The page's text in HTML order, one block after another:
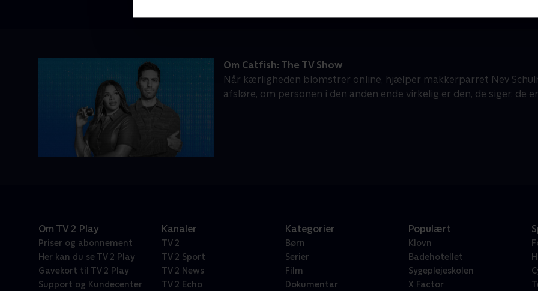
Om Catfish: The TV Show
Når kærligheden blomstrer online, hjælper makkerparret Nev
afsløre, om personen i den anden ende virkelig er den, de siger, de
Om TV 2 Play
Priser og abonnement
Her kan du se TV 2 Play
Gavekort til TV 2 Play
Support og Kundecenter
Kanaler
TV 2
TV 2 Sport
TV 2 News
TV 2 Echo
Kategorier
Børn
Serier
Film
Dokumentar
Populært
Klovn
Badehotellet
Sygeplejeskolen
X Factor